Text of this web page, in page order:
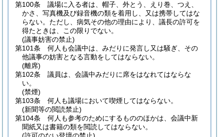
第100条
議場に入る者は、帽子、外とう、えり巻、つえ、
かさ、写真機及び録音機の類を着用し、又は携帯してはな
らない。 ただし、病気その他の理由により、議長の許可を
得たときは、この限りでない。
(議事妨害の禁止)
第101条
何人も会議中は、みだりに発言し又は騒ぎ、その
他議事の妨害となる言動をしてはならない。
(離席)
第102条
議員は、会議中みだりに席をはなれてはならな
い。
(禁煙)
第103条
何人も議場において喫煙してはならない。
(新聞等の閲読禁止)
第104条
何人も参考のためにするもののほかは、会議中新
聞紙又は書籍の類を閲読してはならない。